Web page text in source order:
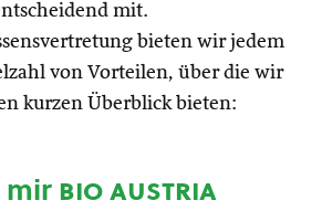
mit.
bieten wir jedem
von Vorteilen, über die wir
kurzen Überblick bieten:
mirbio austria